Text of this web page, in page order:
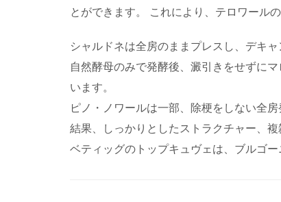
とができます。 これにより、テロワール
シャルドネは全房のままプレスし、デキ
自然酵母のみで発酵後、澱引きをせずに
います。
ピノ・ノワールは一部、除梗をしない全
結果、しっかりとしたストラクチャー、
ベティッグのトップキュヴェは、ブルゴ